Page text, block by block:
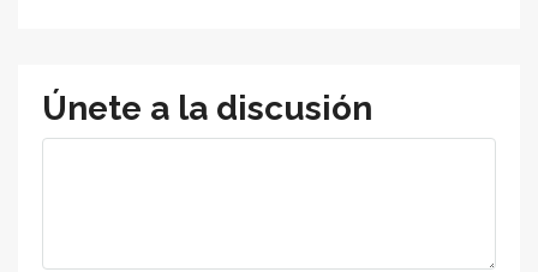
Únete a la discusión